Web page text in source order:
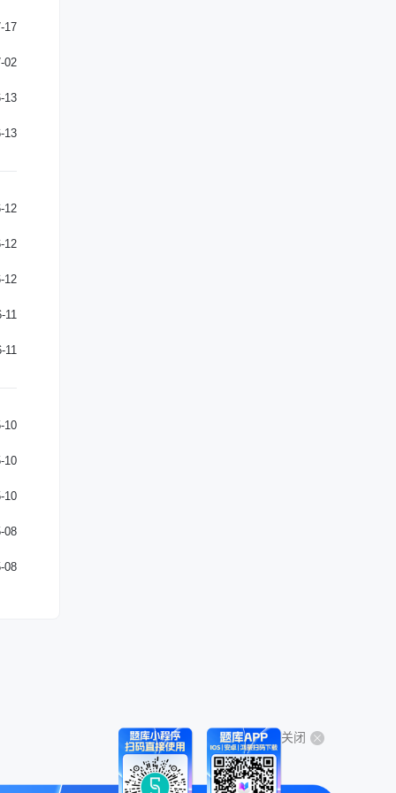
17
02
13
13
12
12
12
11
11
10
10
10
08
08
关闭